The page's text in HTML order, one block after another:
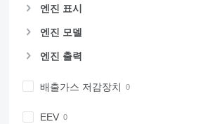
938
950
953
962
966
엔진 표시
엔진 모델
엔진 출력
배출가스 저감장치
EEV